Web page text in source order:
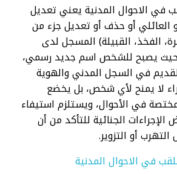
في الاحوال المدنية يعني تعديل
أو حذف أو تعديل جزء من
الفخذ، القبيلة) المسجل لدى
بحيث يصبح للشخص اسم جديد رسمي،
في السجل المدني والهوية
لا يمنح لأي شخص، بل يخضع
في الأحوال، ويستلزم استيفاء
الجنائية للتأكد من أن
أو التزوير.